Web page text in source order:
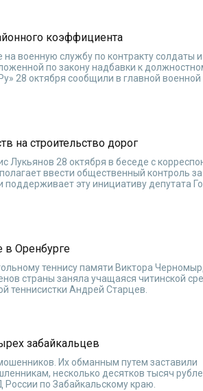
коэффициента
военную службу по контракту солдаты и
по закону надбавки к
28 октября сообщили в главной военной
на строительство дорог
Лукьянов 28 октября в беседе с
ввести общественный контроль за
поддерживает эту инициативу депутата
в Оренбурге
теннису памяти Виктора
страны заняла учащаяся читинской
Андрей Старцев.
забайкальцев
Их обманным путем заставили
несколько десятков тысяч
по Забайкальскому краю.